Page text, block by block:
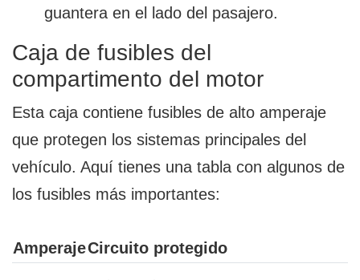
guantera en el lado del pasajero.
Caja de fusibles del
compartimento del motor
Esta caja contiene fusibles de alto amperaje
que protegen los sistemas principales del
vehículo. Aquí tienes una tabla con algunos de
los fusibles más importantes:
AmperajeCircuito protegido